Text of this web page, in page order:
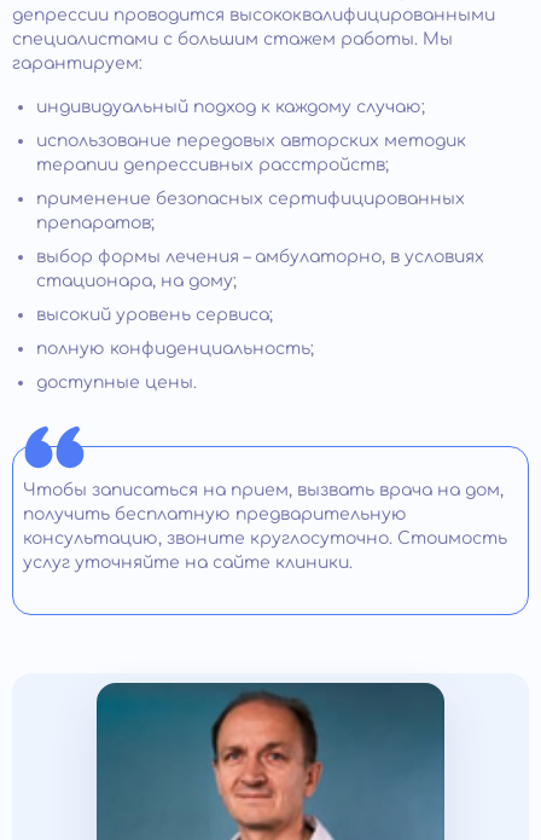
депрессии проводится высококвалифицированными
специалистами с большим стажем работы. Мы
гарантируем:
индивидуальный подход к каждому случаю;
использование передовых авторских методик
терапии депрессивных расстройств;
применение безопасных сертифицированных
препаратов;
выбор формы лечения – амбулаторно, в условиях
стационара, на дому;
высокий уровень сервиса;
полную конфиденциальность;
доступные цены.
Чтобы записаться на прием, вызвать врача на дом,
получить бесплатную предварительную
консультацию, звоните круглосуточно. Стоимость
услуг уточняйте на сайте клиники.